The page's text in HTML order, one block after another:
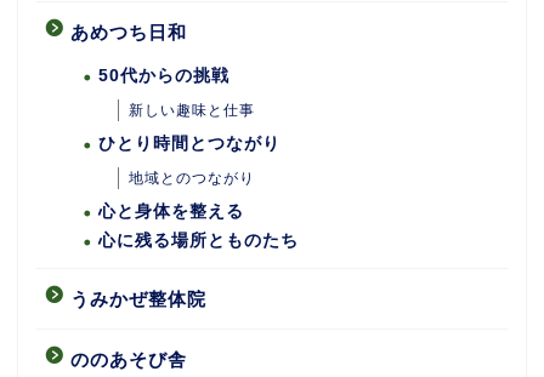
あめつち日和
50代からの挑戦
新しい趣味と仕事
ひとり時間とつながり
地域とのつながり
心と身体を整える
心に残る場所とものたち
うみかぜ整体院
ののあそび舎